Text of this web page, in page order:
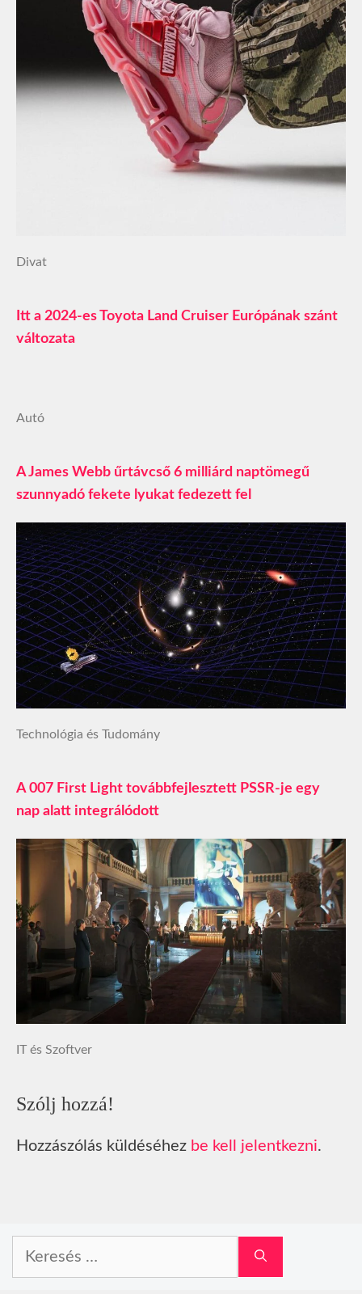
Divat
Itt a 2024-es Toyota Land Cruiser Európának szánt
változata
Autó
A James Webb űrtávcső 6 milliárd naptömegű
szunnyadó fekete lyukat fedezett fel
Technológia és Tudomány
A 007 First Light továbbfejlesztett PSSR-je egy
nap alatt integrálódott
IT és Szoftver
Szólj hozzá!
Hozzászólás küldéséhez be kell jelentkezni.